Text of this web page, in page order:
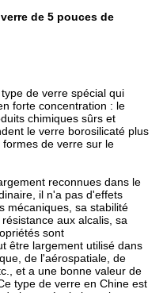
de 5 pouces de
de verre spécial qui
forte concentration : le
chimiques sûrs et
le verre borosilicaté plus
de verre sur le
reconnues dans le
il n'a pas d'effets
mécaniques, sa stabilité
aux alcalis, sa
sont
être largement utilisé dans
de l'aérospatiale, de
et a une bonne valeur de
type de verre en Chine est